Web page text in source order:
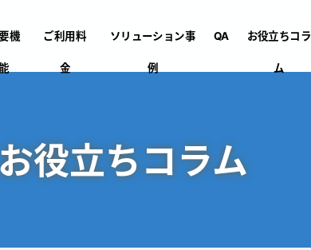
機 ご利用料
金
ソリューション事
例
QA お役立ちコラ
ム
お役立ちコラム